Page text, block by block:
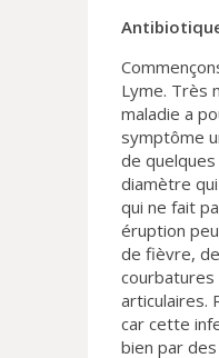
Lyme. Très
maladie a
symptôme
de
diamètre
qui ne fait
éruption
de fièvre,
courbatures
articulaires.
car cette
bien par